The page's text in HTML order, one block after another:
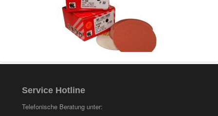
Service Hotline
Telefonische Beratung unter: